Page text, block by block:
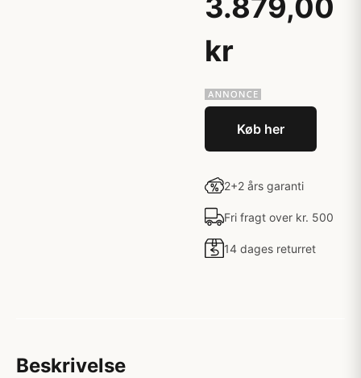
3.879,00
kr
Køb her
2+2 års garanti
Fri fragt over kr. 500
14 dages returret
Beskrivelse